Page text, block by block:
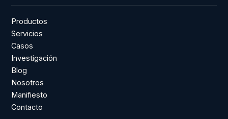
Productos
Servicios
Casos
Investigación
Blog
Nosotros
Manifiesto
Contacto